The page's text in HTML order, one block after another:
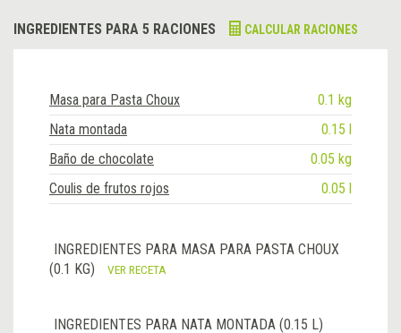
INGREDIENTES PARA 5 RACIONES CALCULAR RACIONES
Masa para Pasta Choux
0.1 kg
Nata montada
0.15 l
Baño de chocolate
0.05 kg
Coulis de frutos rojos
0.05 l
INGREDIENTES PARA MASA PARA PASTA CHOUX
(0.1 KG)
VER RECETA
INGREDIENTES PARA NATA MONTADA (0.15 L)